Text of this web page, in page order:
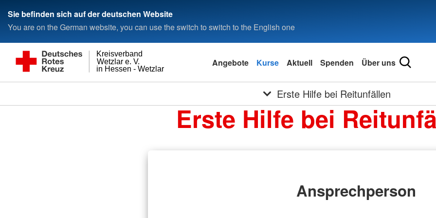
Sie befinden sich auf der deutschen Website
You are on the German website, you can use the switch to switch to the English one
in Hessen - Wetzlar
Wetzlar e. V.
Kreisverband
Angebote Kurse Aktuell Spenden Über uns
Erste Hilfe bei Reitunfällen
Erste Hilfe bei
Ansprechperson